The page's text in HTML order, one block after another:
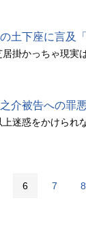
土下座に言及
掛かっちゃ現実
介被告への罪
迷惑をかけられ
6 7 8